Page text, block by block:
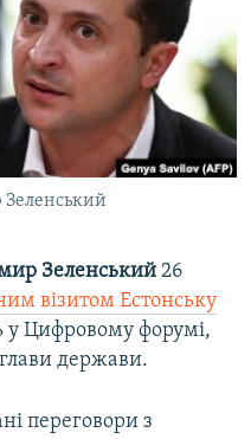
Зеленський 26
візитом Естонську
у Цифровому форумі,
держави.
переговори з